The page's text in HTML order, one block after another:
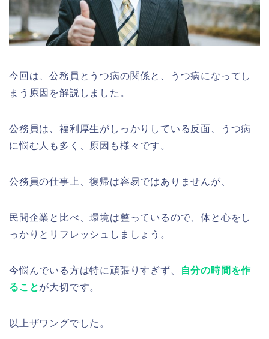
今回は、公務員とうつ病の関係と、うつ病になってし
まう原因を解説しました。
公務員は、福利厚生がしっかりしている反面、うつ病
に悩む人も多く、原因も様々です。
公務員の仕事上、復帰は容易ではありませんが、
民間企業と比べ、環境は整っているので、体と心をし
っかりとリフレッシュしましょう。
今悩んでいる方は特に頑張りすぎず、
自分の時間を作
ることが大切です。
以上ザワングでした。